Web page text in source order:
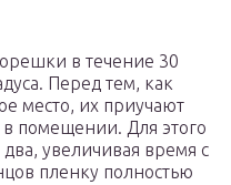
в течение 30
Перед тем, как
место, их приучают
в помещении. Для этого
увеличивая время с
пленку полностью